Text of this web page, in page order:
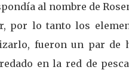
al nombre de
por lo tanto los
fueron un par de
en la red de